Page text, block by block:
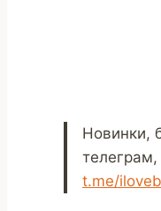
Новинки,
t.me/